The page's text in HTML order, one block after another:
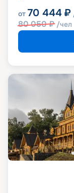
от 70 444 ₽
80 050₽ /чел